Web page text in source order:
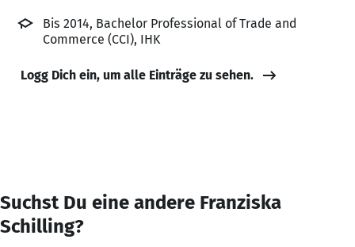
Bis 2014, Bachelor Professional of Trade and
Commerce (CCI), IHK
Logg Dich ein, um alle Einträge zu sehen.
Suchst Du eine andere Franziska
Schilling?